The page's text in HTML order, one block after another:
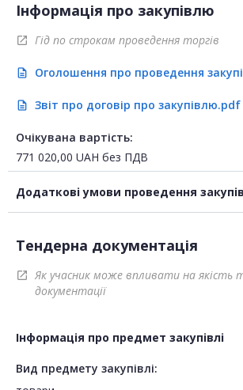
Інформація про закупівлю
open_in_new Гід по строкам проведення торгів
description Оголошення про проведення
description Звіт про договір про закупівлю.pdf
Очікувана вартість:
771 020,00 UAH без ПДВ
Додаткові умови проведення
Тендерна документація
open_in_new
Як учасник може впливати на якість
документації
Інформація про предмет закупівлі
Вид предмету закупівлі: